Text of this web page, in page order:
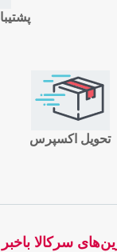
پشتیبانی
تحویل اکسپرس
سرکالا